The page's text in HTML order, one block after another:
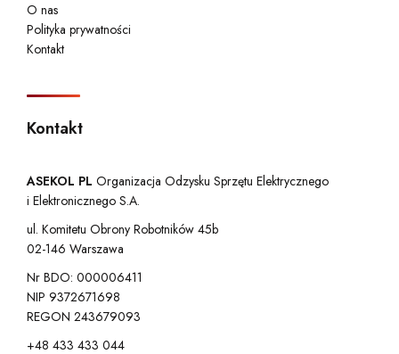
O nas
Polityka prywatności
Kontakt
Kontakt
ASEKOL PL Organizacja Odzysku Sprzętu Elektrycznego
i Elektronicznego S.A.
ul. Komitetu Obrony Robotników 45b
02-146 Warszawa
Nr BDO: 000006411
NIP 9372671698
REGON 243679093
+48 433 433 044